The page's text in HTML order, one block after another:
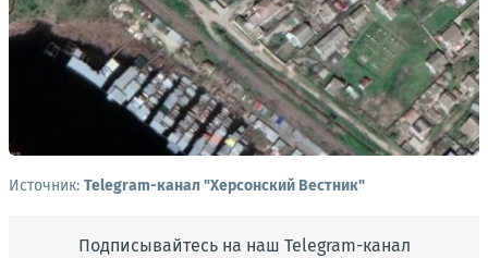
Источник: Telegram-канал "Херсонский Вестник"
Подписывайтесь на наш Telegram-канал